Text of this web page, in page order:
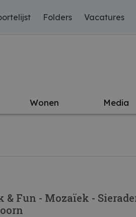
Folders Vacatures
Wonen Media
& Fun - Mozaïek -